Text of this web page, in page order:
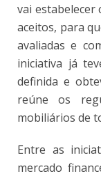
vai
aceitos, para
avaliadas e
iniciativa já
definida e
reúne os
mobiliários de
Entre as
mercado